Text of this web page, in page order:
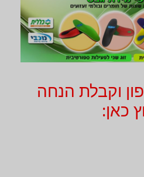
וקבלת הנחה
כאן: